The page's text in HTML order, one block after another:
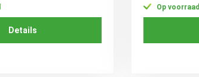
Details
Op voorraad